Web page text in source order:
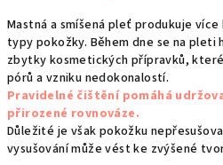
p
r
v
k
v
ý
Mastná a smíšená pleť produkuje
typy pokožky. Během dne se na pleti
zbytky kosmetických přípravků,
pórů a vzniku nedokonalostí.
Pravidelné čištění pomáhá
přirozené rovnováze.
Důležité je však pokožku
vysušování může vést ke zvýšené